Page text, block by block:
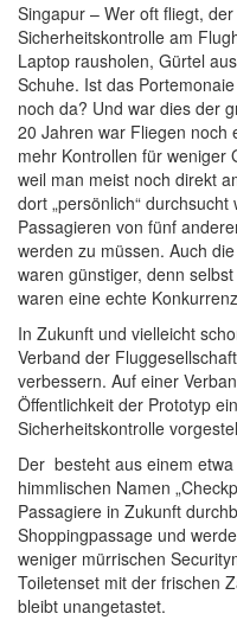
Singapur – Wer oft fliegt,
Sicherheitskontrolle am
Laptop rausholen, Gürtel
Schuhe. Ist das
noch da? Und war dies der
20 Jahren war Fliegen noch
mehr Kontrollen für weniger
weil man meist noch direkt
dort „persönlich“
Passagieren von fünf
werden zu müssen. Auch
waren günstiger, denn
waren eine echte
In Zukunft und vielleicht
Verband der
verbessern. Auf einer
Öffentlichkeit der Prototyp
Sicherheitskontrolle
Der besteht aus einem
himmlischen Namen
Passagiere in Zukunft
Shoppingpassage und
weniger mürrischen
Toiletenset mit der frischen
bleibt unangetastet.